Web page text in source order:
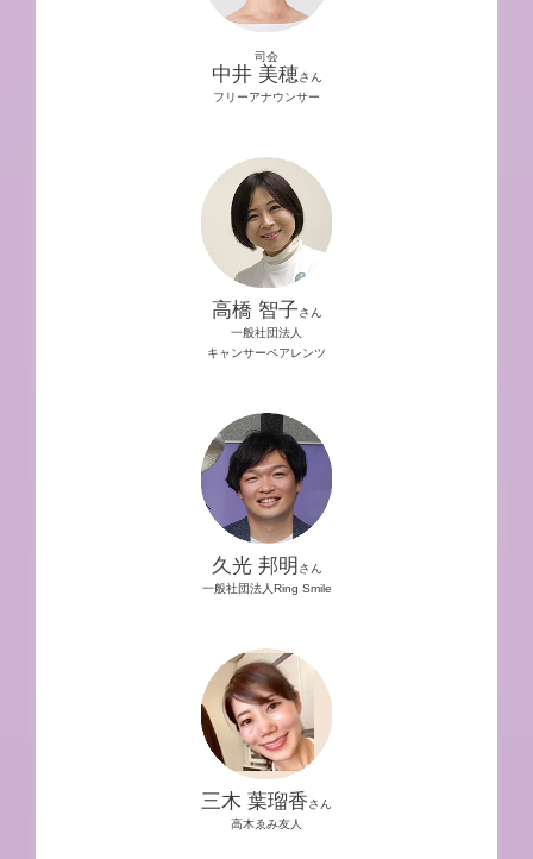
司会
中井 美穂さん
フリーアナウンサー
高橋 智子さん
一般社団法人
キャンサーペアレンツ
久光 邦明 さん
一般社団法人Ring Smile
三木 葉瑠香さん
高木ゑみ友人